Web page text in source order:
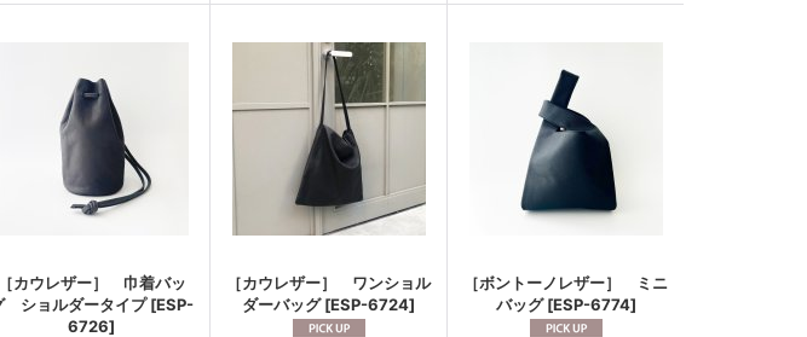
［カウレザー］ 巾着バッ
ショルダータイプ [ESP-
6726]
［カウレザー］ ワンショル
ダーバッグ [ESP-6724]
［ボントーノレザー］ ミニ
バッグ [ESP-6774]